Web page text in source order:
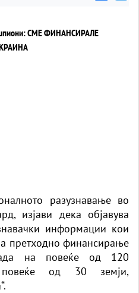
разузнавање во
изјави дека објавува
информации кои
претходно финансирање
на повеќе од 120
повеќе од 30 земји,